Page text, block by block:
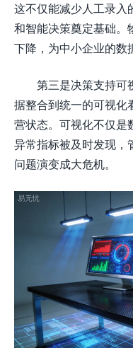
这不仅能减少人工录入
和智能决策奠定基础。
下降，为中小企业的数
第三是决策支持可
据整合到统一的可视化
营状态。可视化不仅是
异常指标被及时发现，
问题演变成大危机。